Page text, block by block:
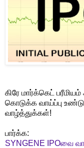
கிரே மார்க்கெட்
கொடுக்க வாய்ப்பு
வாழ்த்துக்கள்!
பார்க்க:
SYNGENE IPOவை